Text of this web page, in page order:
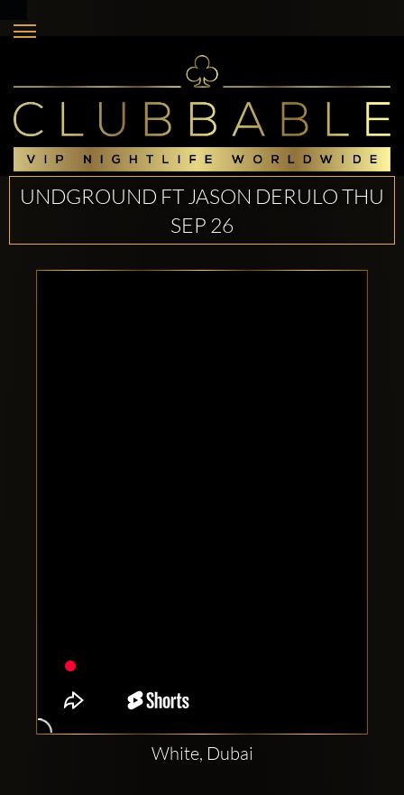
Clubbable:
UNDGROUND FT JASON DERULO THU
SEP 26
White, Dubai